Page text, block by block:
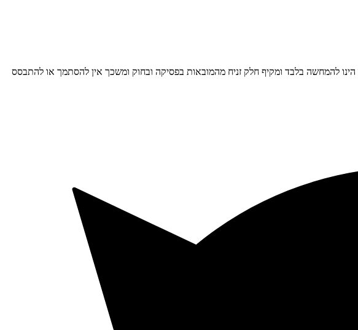
להמחשה בלבד ומקיף חלק זניח מהמובאות בפסיקה ובחוק ומשכך אין להסתמך או להתבסס